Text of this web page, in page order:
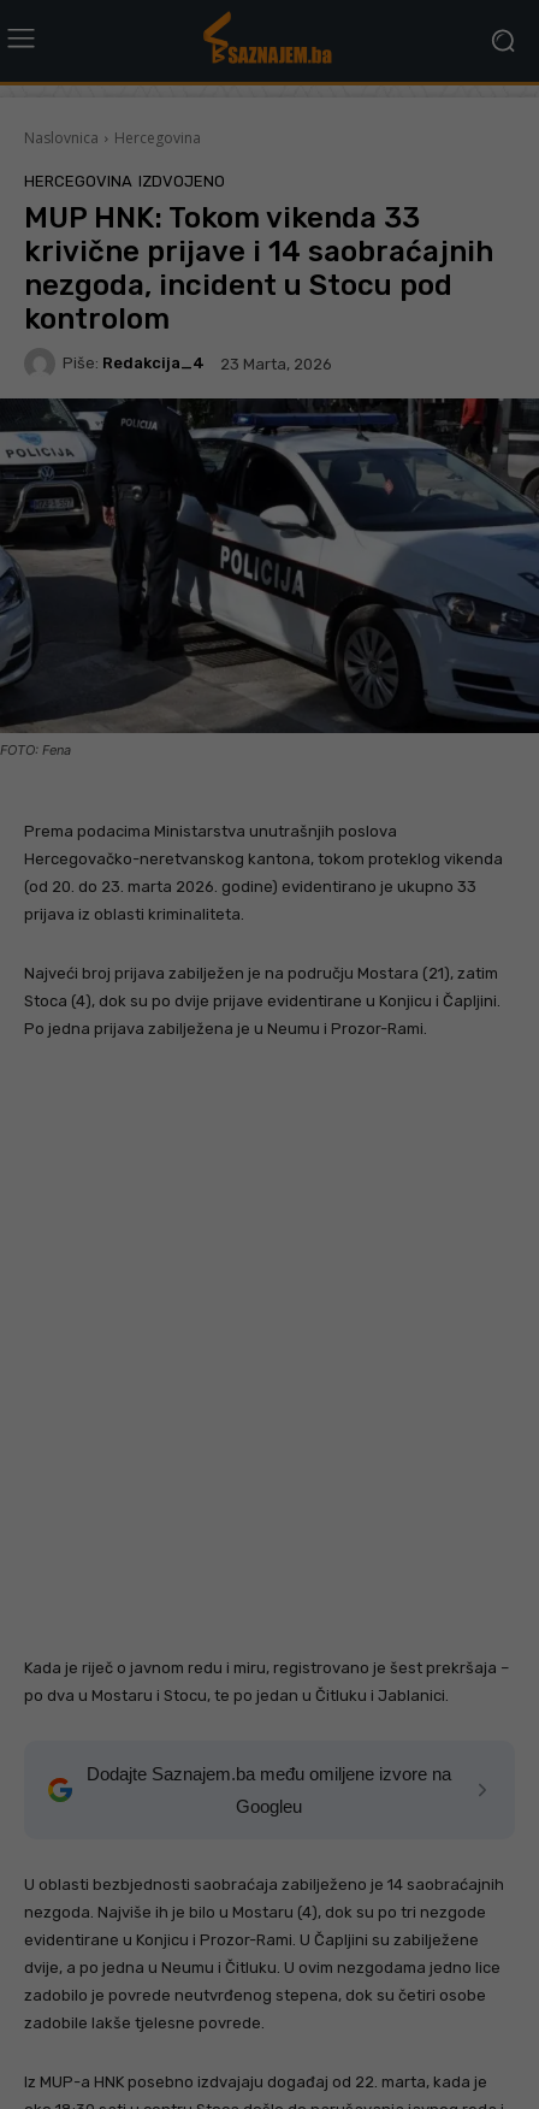
Naslovnica Hercegovina
HERCEGOVINA IZDVOJENO
MUP HNK: Tokom vikenda 33
krivične prijave i 14 saobraćajnih
nezgoda, incident u Stocu pod
kontrolom
Piše: Redakcija_4 23 Marta, 2026
FOTO: Fena
Prema podacima Ministarstva unutrašnjih poslova
Hercegovačko-neretvanskog kantona, tokom proteklog vikenda
(od 20. do 23. marta 2026. godine) evidentirano je ukupno 33
prijava iz oblasti kriminaliteta.
Najveći broj prijava zabilježen je na području Mostara (21), zatim
Stoca (4), dok su po dvije prijave evidentirane u Konjicu i Čapljini.
Po jedna prijava zabilježena je u Neumu i Prozor-Rami.
Kada je riječ o javnom redu i miru, registrovano je šest prekršaja –
po dva u Mostaru i Stocu, te po jedan u Čitluku i Jablanici.
Dodajte Saznajem.ba među omiljene izvore na
Googleu
U oblasti bezbjednosti saobraćaja zabilježeno je 14 saobraćajnih
nezgoda. Najviše ih je bilo u Mostaru (4), dok su po tri nezgode
evidentirane u Konjicu i Prozor-Rami. U Čapljini su zabilježene
dvije, a po jedna u Neumu i Čitluku. U ovim nezgodama jedno lice
zadobilo je povrede neutvrđenog stepena, dok su četiri osobe
zadobile lakše tjelesne povrede.
Iz MUP-a HNK posebno izdvajaju događaj od 22. marta, kada je